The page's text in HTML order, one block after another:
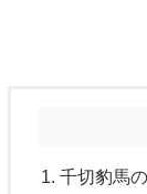
千切豹馬